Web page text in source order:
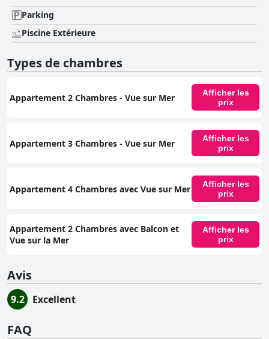
Parking
Piscine Extérieure
Types de chambres
Appartement 2 Chambres - Vue sur Mer
Afficher les
prix
Appartement 3 Chambres - Vue sur Mer
Afficher les
prix
Appartement 4 Chambres avec Vue sur Mer
Afficher les
prix
Appartement 2 Chambres avec Balcon et
Vue sur la Mer
Afficher les
prix
Avis
9.2 Excellent
FAQ